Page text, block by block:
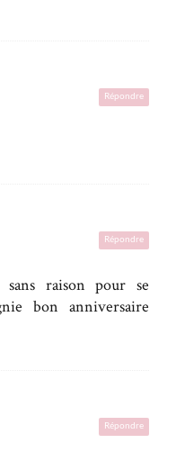
Répondre
Répondre
raison pour se
bon anniversaire
Répondre